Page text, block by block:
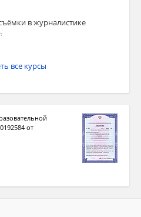
в журналистике
все курсы
от